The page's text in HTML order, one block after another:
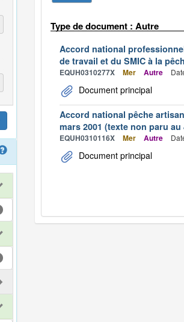
Type de document : Autre
Accord national
de travail et du SMIC à la
EQUH0310277X Mer Autre
Document principal
Accord national pêche
mars 2001 (texte non paru
EQUH0310116X Mer Autre
Document principal